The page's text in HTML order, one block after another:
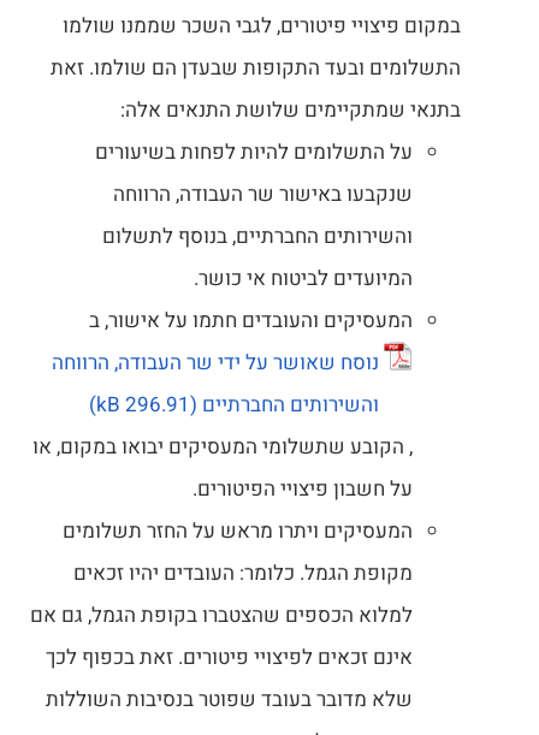
במקום פיצויי פיטורים, לגבי השכר שממנו שולמו
התשלומים ובעד התקופות שבעדן הם שולמו. זאת
בתנאי שמתקיימים שלושת התנאים אלה:
על התשלומים להיות לפחות בשיעורים
שנקבעו באישור שר העבודה, הרווחה
והשירותים החברתיים, בנוסף לתשלום
המיועדים לביטוח אי כושר.
המעסיקים והעובדים חתמו על אישור, ב
נוסח שאושר על ידי שר העבודה, הרווחה
והשירותים החברתיים
, הקובע שתשלומי המעסיקים יבואו במקום, או
על חשבון פיצויי הפיטורים.
המעסיקים ויתרו מראש על החזר תשלומים
מקופת הגמל. כלומר: העובדים יהיו זכאים
למלוא הכספים שהצטברו בקופת הגמל, גם אם
אינם זכאים לפיצויי פיטורים. זאת בכפוף לכך
שלא מדובר בעובד שפוטר בנסיבות השוללות